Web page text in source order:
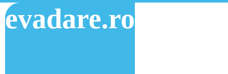
evadare.ro